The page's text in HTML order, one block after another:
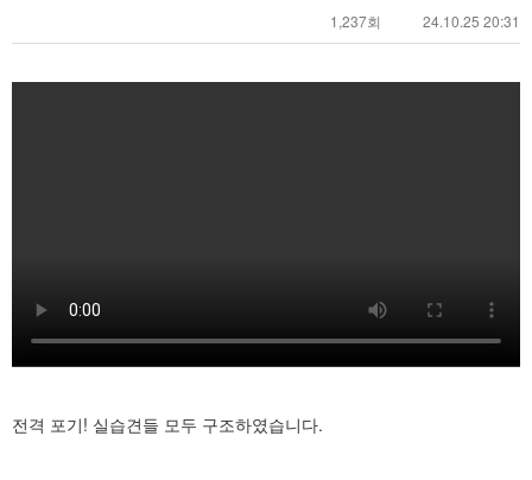
1,237회 24.10.25 20:31
전격 포기! 실습견들 모두 구조하였습니다.